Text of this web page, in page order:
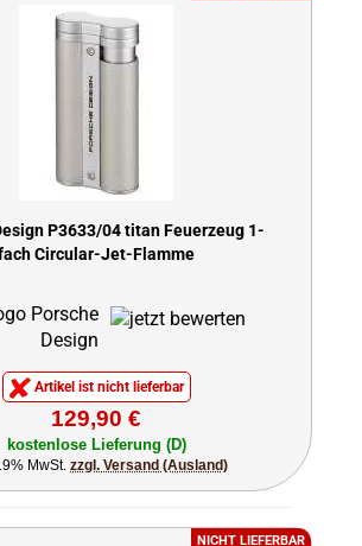
P3633/04 titan Feuerzeug 1-
Circular-Jet-Flamme
Artikel ist nicht lieferbar
129,90 €
kostenlose Lieferung (D)
MwSt. zzgl. Versand (Ausland)
NICHT LIEFERBAR